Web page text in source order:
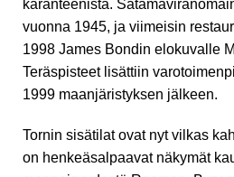
karanteenista.
vuonna 1945, ja viimeisin
1998 James Bondin elokuvalle
Teräspisteet lisättiin
1999 maanjäristyksen jälkeen.
Tornin sisätilat ovat nyt vilkas
on henkeäsalpaavat näkymät